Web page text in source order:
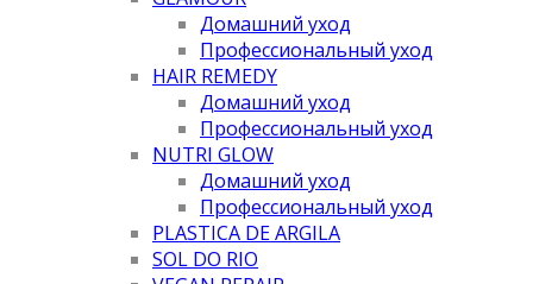
Домашний уход
Профессиональный уход
HAIR REMEDY
Домашний уход
Профессиональный уход
NUTRI GLOW
Домашний уход
Профессиональный уход
PLASTICA DE ARGILA
SOL DO RIO